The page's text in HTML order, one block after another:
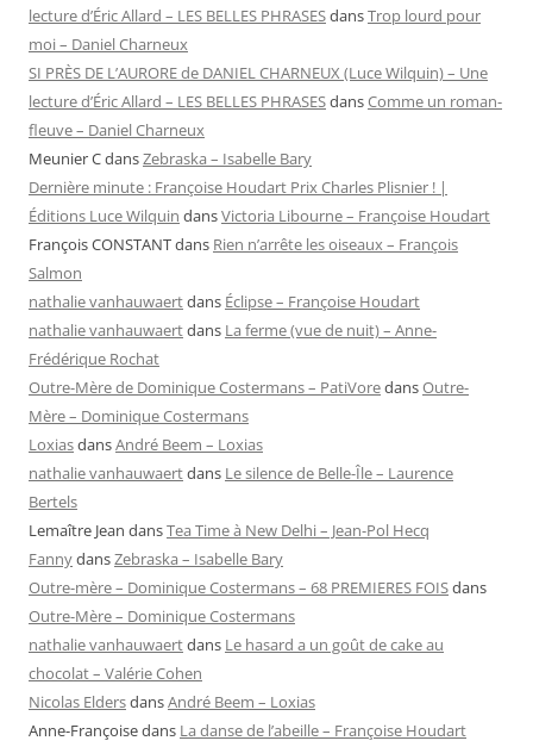
lecture d’Éric Allard – LES BELLES PHRASESdansTrop lourd pour
moi – Daniel Charneux
SI PRÈS DE L’AURORE de DANIEL CHARNEUX (Luce Wilquin) – Une
lecture d’Éric Allard – LES BELLES PHRASESdansComme un roman-
fleuve – Daniel Charneux
Meunier CdansZebraska – Isabelle Bary
Dernière minute : Françoise Houdart Prix Charles Plisnier ! |
Éditions Luce Wilquin dansVictoria Libourne – Françoise Houdart
François CONSTANTdans Rien n’arrête les oiseaux – François
Salmon
nathalie vanhauwaertdans Éclipse – Françoise Houdart
nathalie vanhauwaertdans La ferme (vue de nuit) – Anne-
Frédérique Rochat
Outre-Mère de Dominique Costermans – PatiVoredansOutre-
Mère – Dominique Costermans
LoxiasdansAndré Beem – Loxias
nathalie vanhauwaertdans Le silence de Belle-Île – Laurence
Bertels
Lemaître Jean dansTea Time à New Delhi – Jean-Pol Hecq
FannydansZebraska – Isabelle Bary
Outre-mère – Dominique Costermans – 68 PREMIERES FOISdans
Outre-Mère – Dominique Costermans
nathalie vanhauwaertdans Le hasard a un goût de cake au
chocolat – Valérie Cohen
Nicolas EldersdansAndré Beem – Loxias
Anne-Françoisedans La danse de l’abeille – Françoise Houdart